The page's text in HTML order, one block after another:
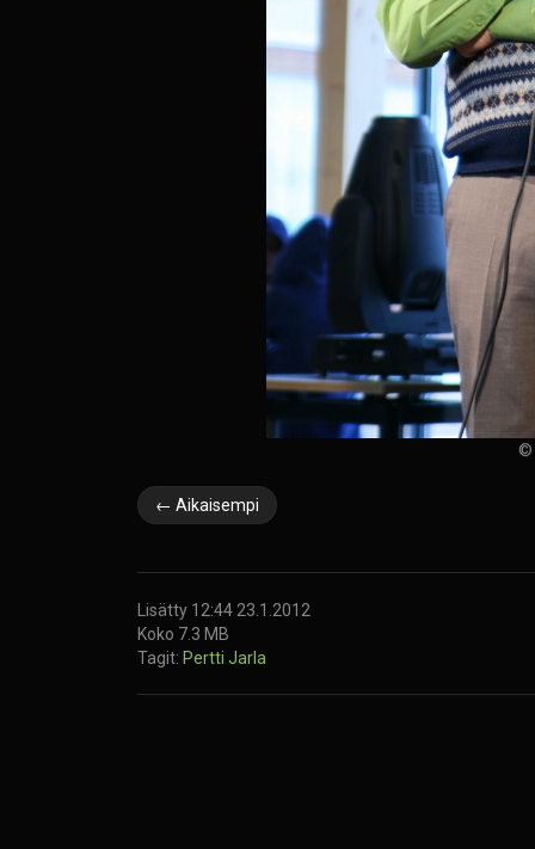
©
← Aikaisempi
Lisätty 12:44 23.1.2012
Koko 7.3 MB
Tagit: Pertti Jarla